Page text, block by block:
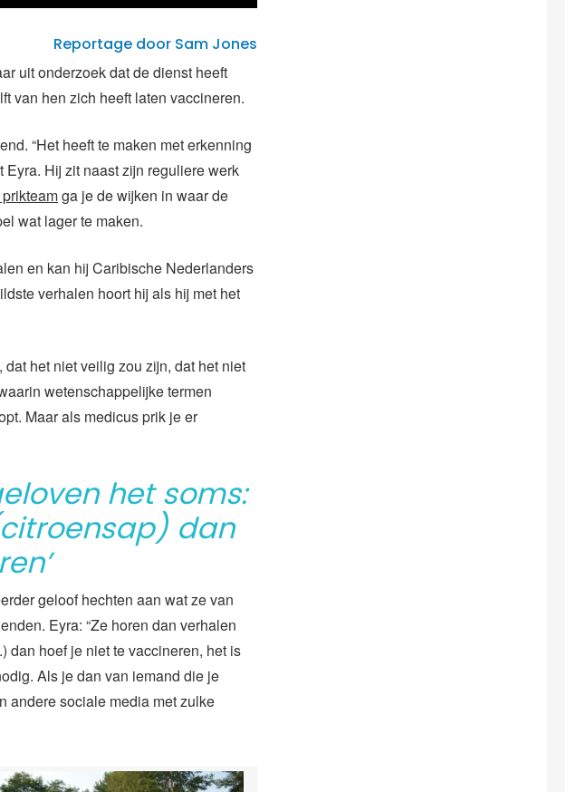
Reportage door Sam Jones
uit onderzoek dat de dienst heeft
van hen zich heeft laten vaccineren.
“Het heeft te maken met erkenning
Hij zit naast zijn reguliere werk
ga je de wijken in waar de
wat lager te maken.
en kan hij Caribische Nederlanders
verhalen hoort hij als hij met het
het niet veilig zou zijn, dat het niet
wetenschappelijke termen
Maar als medicus prik je er
het soms:
dan
geloof hechten aan wat ze van
Eyra: “Ze horen dan verhalen
dan hoef je niet te vaccineren, het is
Als je dan van iemand die je
andere sociale media met zulke